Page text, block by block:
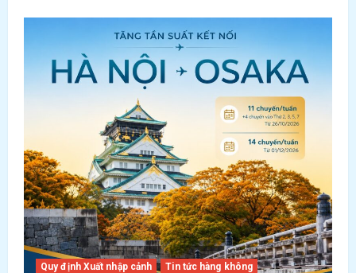
Quy định Xuất nhập cảnh
Tin tức hàng không